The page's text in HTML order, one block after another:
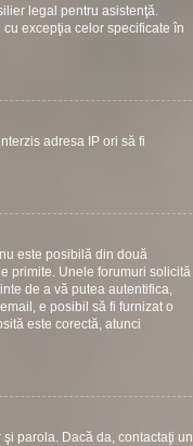
legal pentru asistenţă.
excepţia celor specificate în
adresa IP ori să fi
este posibilă din două
primite. Unele forumuri solicită
de a vă putea autentifica,
e posibil să fi furnizat o
este corectă, atunci
parola. Dacă da, contactaţi un